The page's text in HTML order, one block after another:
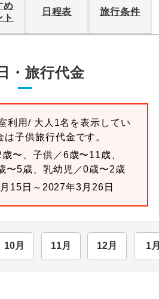
め
ト
日程表 旅行条件
・旅行代金
利用/ 大人1名を表示してい
子供旅行代金です。
〜、子供／6歳〜11歳、
〜5歳、乳幼児／0歳〜2歳
15日～2027年3月26日
10月 11月 12月 1